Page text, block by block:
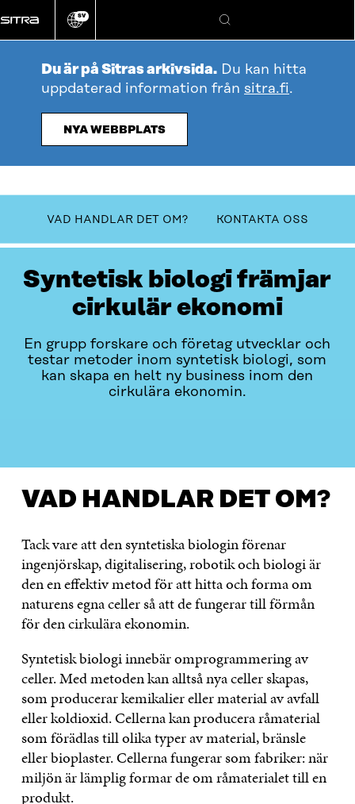
direkt
till
Ändra
språk
SV
Sök
Du är på Sitras arkivsida. Du kan hitta
uppdaterad information från sitra.fi.
NYA WEBBPLATS
Syntetisk biologi främjar
cirkulär ekonomi
En grupp forskare och företag utvecklar och
testar metoder inom syntetisk biologi, som
kan skapa en helt ny business inom den
cirkulära ekonomin.
Innehållsförteckning
VAD HANDLAR DET OM? KONTAKTA OSS
VAD HANDLAR DET OM?
Tack vare att den syntetiska biologin förenar
ingenjörskap, digitalisering, robotik och biologi är
den en effektiv metod för att hitta och forma om
naturens egna celler så att de fungerar till förmån
för den cirkulära ekonomin.
Syntetisk biologi innebär omprogrammering av
celler. Med metoden kan alltså nya celler skapas,
som producerar kemikalier eller material av avfall
eller koldioxid. Cellerna kan producera råmaterial
som förädlas till olika typer av material, bränsle
eller bioplaster. Cellerna fungerar som fabriker: när
miljön är lämplig formar de om råmaterialet till en
produkt.